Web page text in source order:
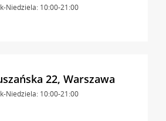
Niedziela: 10:00-21:00
22, Warszawa
Niedziela: 10:00-21:00